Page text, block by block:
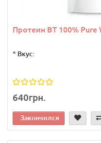
Протеин BT 100% Pure
* Вкус:
640грн.
Закончился